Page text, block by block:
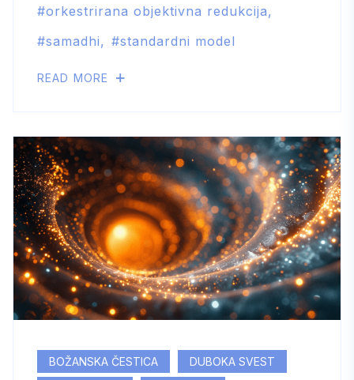
orkestrirana objektivna redukcija
samadhi
standardni model
READ MORE
BOŽANSKA ČESTICA
DUBOKA SVEST